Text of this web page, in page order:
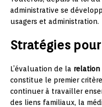
administrative se
usagers et administration.
Stratégies
L’évaluation de la
constitue le premier
continuer à travailler
des liens familiaux, la